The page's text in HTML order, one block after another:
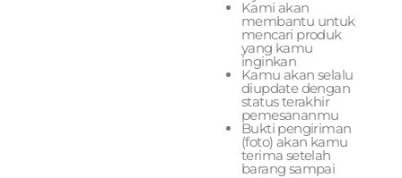
Kami akan
membantu untuk
mencari produk
yang kamu
inginkan
Kamu akan selalu
diupdate dengan
status terakhir
pemesananmu
Bukti pengiriman
(foto) akan kamu
terima setelah
barang sampai